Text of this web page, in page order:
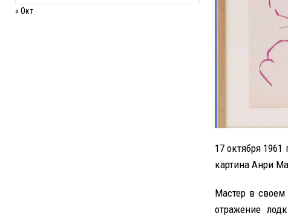
17 октября
картина Анри
Мастер в
отражение
« Окт